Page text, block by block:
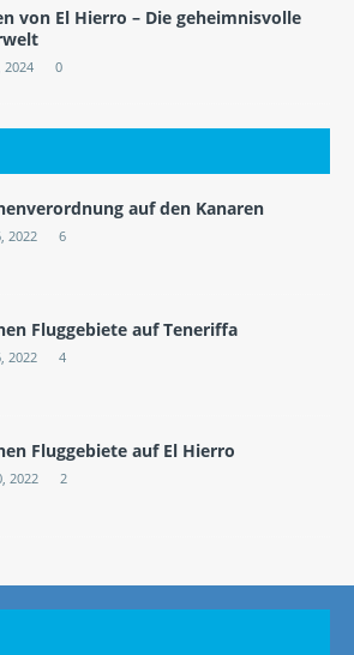
von El Hierro – Die geheimnisvolle
2024 0
auf den Kanaren
2022 6
Fluggebiete auf Teneriffa
2022 4
Fluggebiete auf El Hierro
2022 2